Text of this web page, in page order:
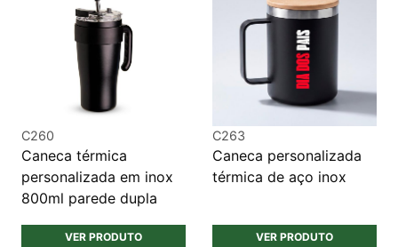
C260
Caneca térmica
personalizada em inox
800ml parede dupla
VER PRODUTO
C263
Caneca personalizada
térmica de aço inox
VER PRODUTO